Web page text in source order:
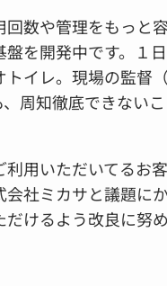
回数や管理をもっと
盤を開発中です。１
トイレ。現場の監督
周知徹底できない
用いただいてるお客
会社ミカサと議題に
けるよう改良に努め